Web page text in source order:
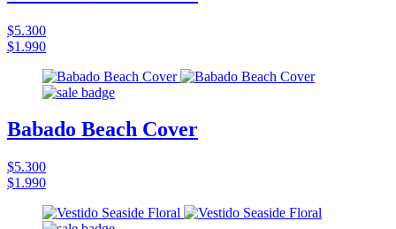
$5.300
$1.990
Babado Beach Cover
$5.300
$1.990